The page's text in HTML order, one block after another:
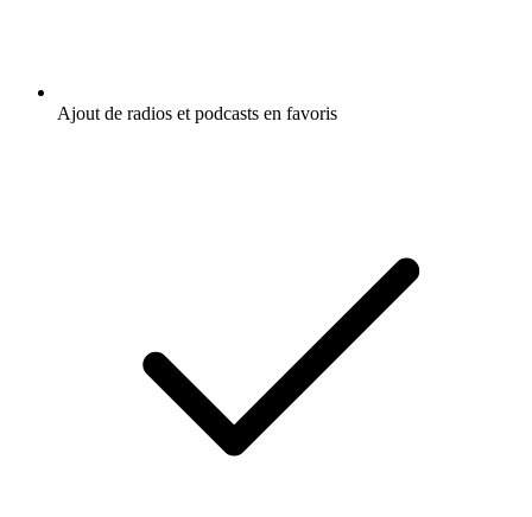
Ajout de radios et podcasts en favoris